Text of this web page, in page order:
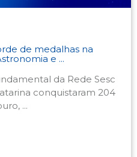
de medalhas na
e ...
da Rede Sesc
conquistaram 204
...